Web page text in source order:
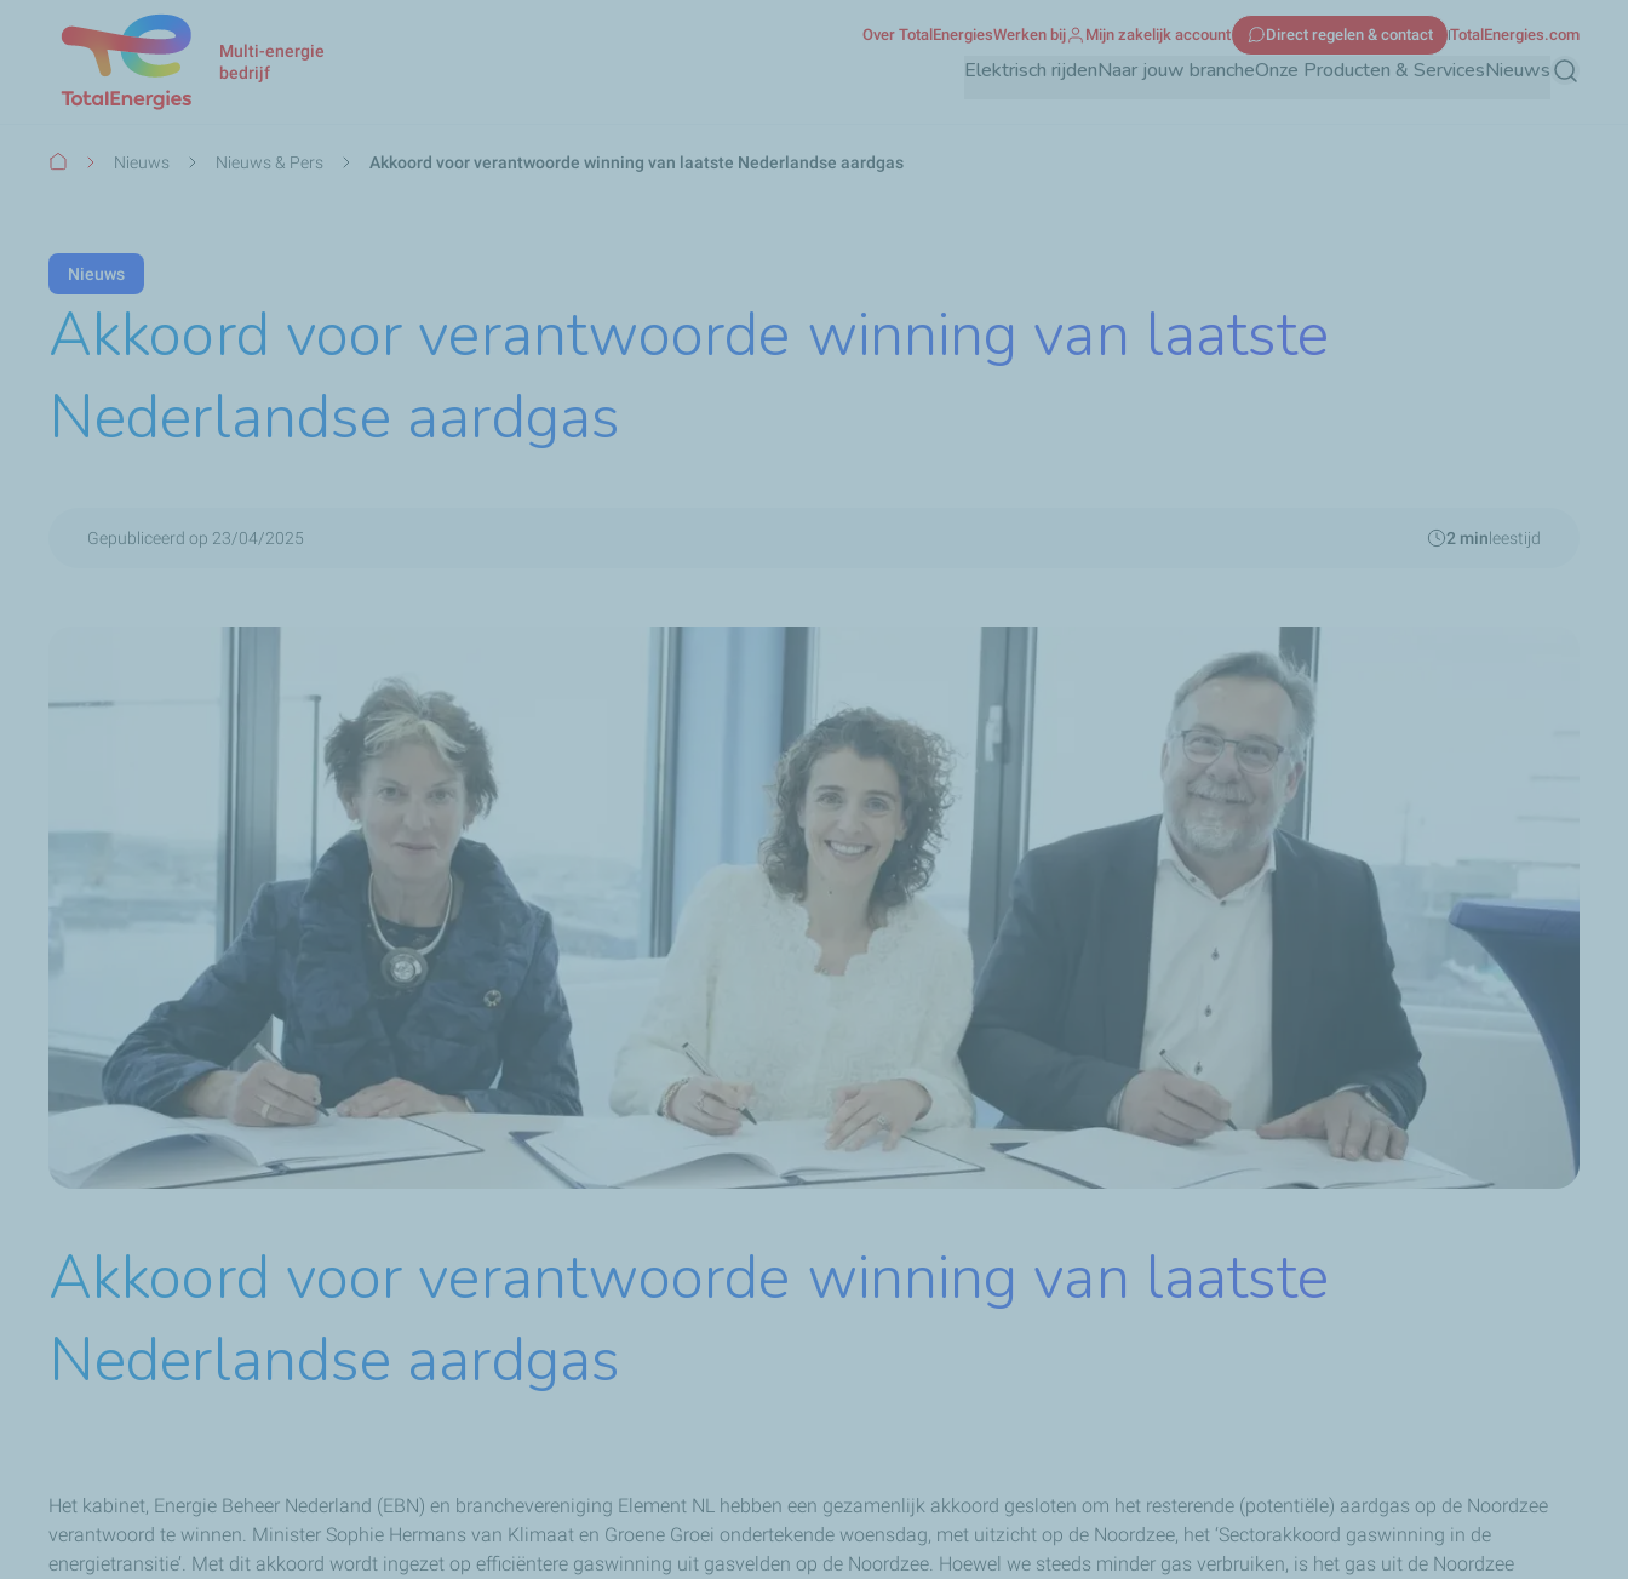
Overslaan
inhoud
Multi-energie
bedrijf
Elektrisch rijdenNaar jouw brancheOnze Producten & ServicesNieuws Zoeken
Over TotalEnergiesWerken bij Mijn zakelijk account Direct regelen & contact TotalEnergies.com
Kruimelpad
Nieuws Nieuws & Pers Akkoord voor verantwoorde winning van laatste Nederlandse aardgas
Nieuws
Akkoord voor verantwoorde winning van laatste
Nederlandse aardgas
Gepubliceerd op 23/04/2025 2 minleestijd
Akkoord voor verantwoorde winning van laatste
Nederlandse aardgas
Het kabinet, Energie Beheer Nederland (EBN) en branchevereniging Element NL hebben een gezamenlijk akkoord gesloten om het resterende (potentiële) aardgas op de Noordzee
verantwoord te winnen. Minister Sophie Hermans van Klimaat en Groene Groei ondertekende woensdag, met uitzicht op de Noordzee, het ‘Sectorakkoord gaswinning in de
energietransitie’. Met dit akkoord wordt ingezet op efficiëntere gaswinning uit gasvelden op de Noordzee. Hoewel we steeds minder gas verbruiken, is het gas uit de Noordzee